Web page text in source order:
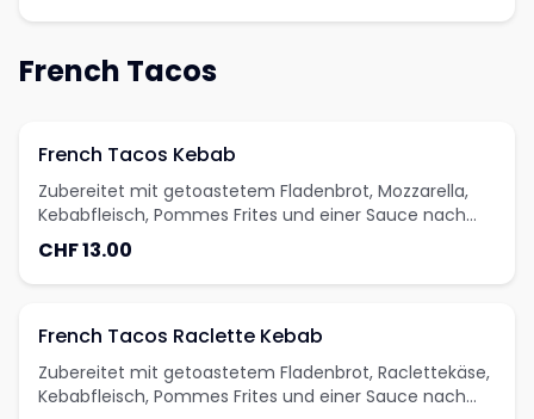
French Tacos
French Tacos Kebab
Zubereitet mit getoastetem Fladenbrot, Mozzarella,
Kebabfleisch, Pommes Frites und einer Sauce nach
Wahl
CHF 13.00
French Tacos Raclette Kebab
Zubereitet mit getoastetem Fladenbrot, Raclettekäse,
Kebabfleisch, Pommes Frites und einer Sauce nach